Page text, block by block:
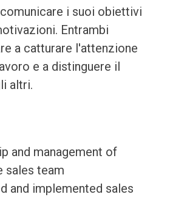
i suoi obiettivi
Entrambi
a catturare l'attenzione
e a distinguere il
altri.
and management of
sales team
and implemented sales